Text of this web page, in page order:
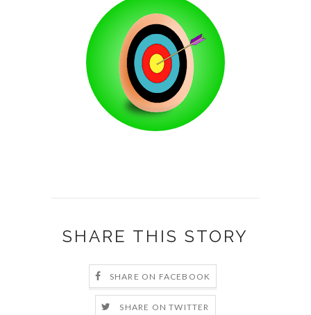
SHARE THIS STORY
SHARE ON FACEBOOK
SHARE ON TWITTER